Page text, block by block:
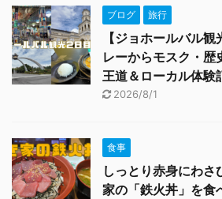
ブログ 旅行
【ジョホールバル
レーからモスク・
王道＆ローカル体験
2026/8/1
食事
しっとり赤身にわさ
家の「鉄火丼」を食